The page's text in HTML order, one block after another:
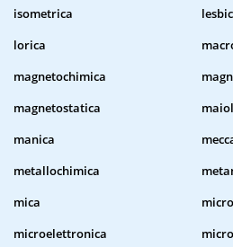
isometrica
lorica
magnetochimica
magnetostatica
manica
metallochimica
mica
microelettronica